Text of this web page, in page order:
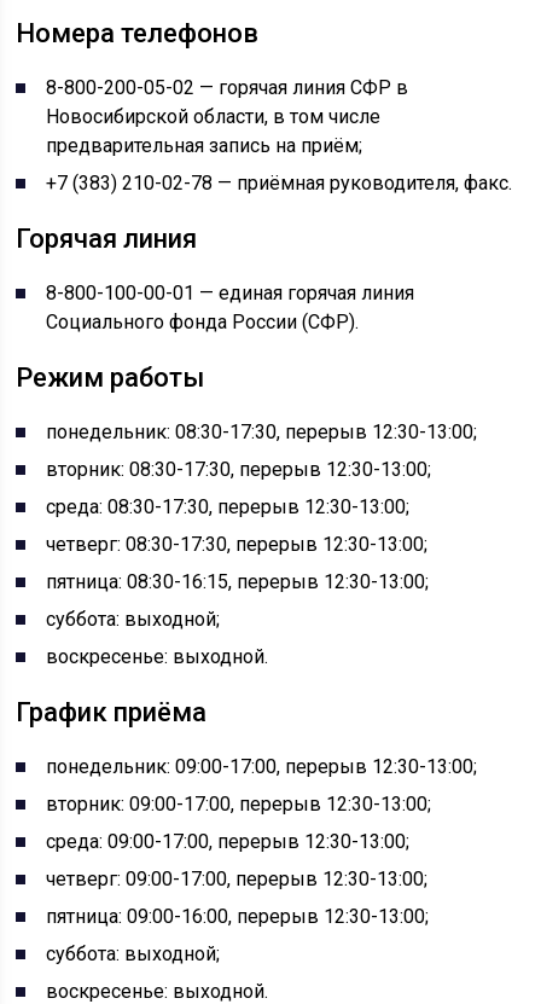
Номера телефонов
8-800-200-05-02 — горячая линия СФР в
Новосибирской области, в том числе
предварительная запись на приём;
+7 (383) 210-02-78 — приёмная руководителя, факс.
Горячая линия
8-800-100-00-01 — единая горячая линия
Социального фонда России (СФР).
Режим работы
понедельник: 08:30-17:30, перерыв 12:30-13:00;
вторник: 08:30-17:30, перерыв 12:30-13:00;
среда: 08:30-17:30, перерыв 12:30-13:00;
четверг: 08:30-17:30, перерыв 12:30-13:00;
пятница: 08:30-16:15, перерыв 12:30-13:00;
суббота: выходной;
воскресенье: выходной.
График приёма
понедельник: 09:00-17:00, перерыв 12:30-13:00;
вторник: 09:00-17:00, перерыв 12:30-13:00;
среда: 09:00-17:00, перерыв 12:30-13:00;
четверг: 09:00-17:00, перерыв 12:30-13:00;
пятница: 09:00-16:00, перерыв 12:30-13:00;
суббота: выходной;
воскресенье: выходной.